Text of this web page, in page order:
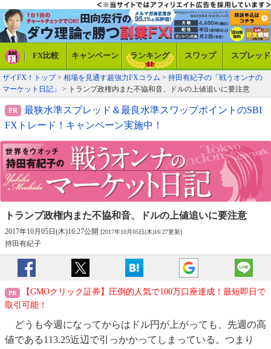
FX比較 キャンペーン ランキング スワップ スプレッド
ザイFX！トップ> 相場を見通す超強力FXコラム > 持田有紀子の「戦うオンナの
マーケット日記」
> トランプ政権内また不協和音、ドルの上値追いに要注意
最狭水準スプレッド＆最良水準スワップポイントのSBI
FXトレード！キャンペーン実施中！
トランプ政権内また不協和音、 ドルの上値追いに要注意
2017年10月05日(木)16:27公開 [2017年10月05日(木)16:27更新]
持田有紀子
【GMOクリック証券】圧倒的人気で100万口座達成！最短即日で
取引可能！
どうも今週になってからはドル円が上がっても、先週の高
値である113.25近辺で引っかかってしまっている。つまり